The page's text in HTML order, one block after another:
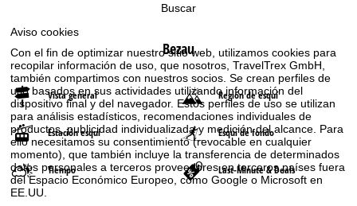
Aviso cookies
Con el fin de optimizar nuestro sitio web, utilizamos cookies para
recopilar información de uso, que nosotros, TravelTrex GmbH,
también compartimos con nuestros socios. Se crean perfiles de
uso basados en sus actividades utilizando información del
dispositivo final y del navegador. Estos perfiles de uso se utilizan
para análisis estadísticos, recomendaciones individuales de
productos, publicidad individualizada y medición del alcance. Para
ello necesitamos su consentimiento (revocable en cualquier
momento), que también incluye la transferencia de determinados
datos personales a terceros proveedores en terceros países fuera
del Espacio Económico Europeo, como Google o Microsoft en
EE.UU.
Buscar
Bezau
Vista general Región de esquí
Estación esquí Esquí de fondo
Tiempo Last-Minute & Deals